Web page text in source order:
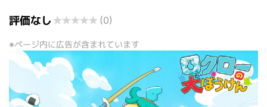
評価なし★★★★★ (0)
※ページ内に広告が含まれています